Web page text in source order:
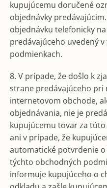
kupujúcemu doručené
objednávky
objednávku telefonicky
predávajúceho uvedený
podmienkach.
8. V prípade, že došlo k
strane predávajúceho pri
internetovom obchode,
objednávania, nie je
kupujúcemu tovar za
ani v prípade, že
automatické potvrdenie
týchto obchodných
informuje kupujúceho o